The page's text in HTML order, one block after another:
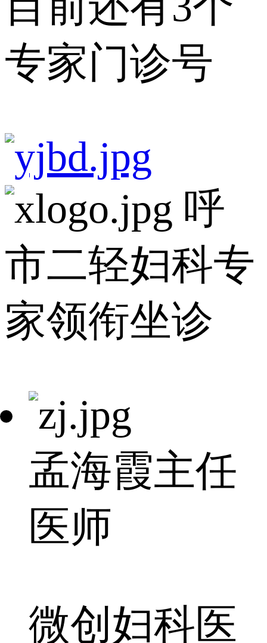
专家门诊号
呼
市二轻妇科专
家领衔坐诊
孟海霞主任
医师
微创妇科医